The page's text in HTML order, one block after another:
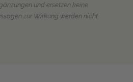
und ersetzen keine
zur Wirkung werden nicht